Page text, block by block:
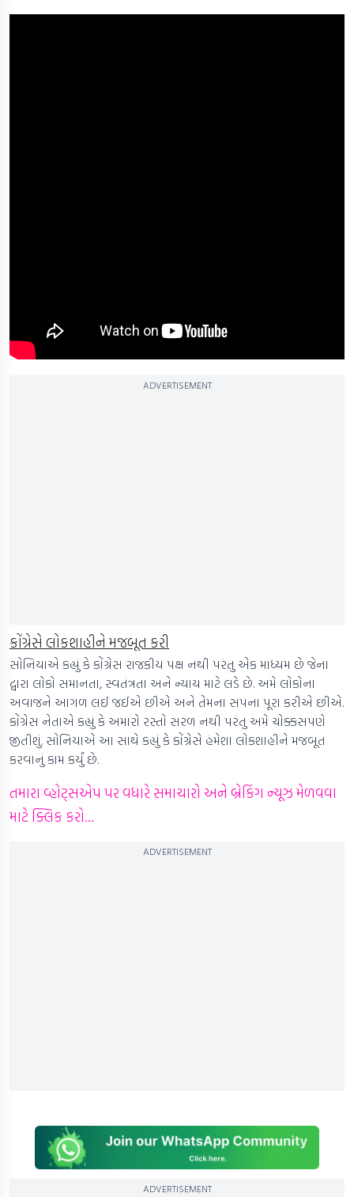
ADVERTISEMENT
કોંગ્રેસે લોકશાહીને મજબૂત કરી
સોનિયાએ કહ્યું કે કોંગ્રેસ રાજકીય પક્ષ નથી પરંતુ એક માધ્યમ છે જેના
દ્વારા લોકો સમાનતા, સ્વતંત્રતા અને ન્યાય માટે લડે છે. અમે લોકોના
અવાજને આગળ લઈ જઈએ છીએ અને તેમના સપના પૂરા કરીએ છીએ.
કોંગ્રેસ નેતાએ કહ્યું કે અમારો રસ્તો સરળ નથી પરંતુ અમે ચોક્કસપણે
જીતીશું. સોનિયાએ આ સાથે કહ્યું કે કોંગ્રેસે હંમેશા લોકશાહીને મજબૂત
કરવાનું કામ કર્યું છે.
તમારા વ્હોટ્સએપ પર વધારે સમાચારો અને બ્રેકિંગ ન્યૂઝ મેળવવા
માટે ક્લિક કરો…
ADVERTISEMENT
ADVERTISEMENT